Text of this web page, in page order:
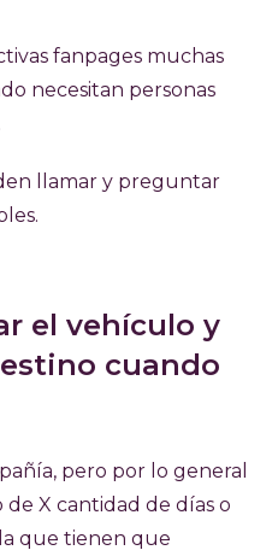
fanpages muchas
necesitan personas
llamar y preguntar
el vehículo y
cuando
pero por lo general
de X cantidad de días o
que tienen que